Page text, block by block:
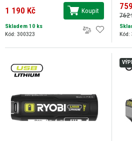
1 190 Kč Koupit
Skladem 10 ks
Kód: 300323
762
Kód: